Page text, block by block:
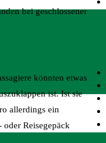
bei geschlossener
könnten etwas
ist. Ist sie
allerdings ein
Reisegepäck